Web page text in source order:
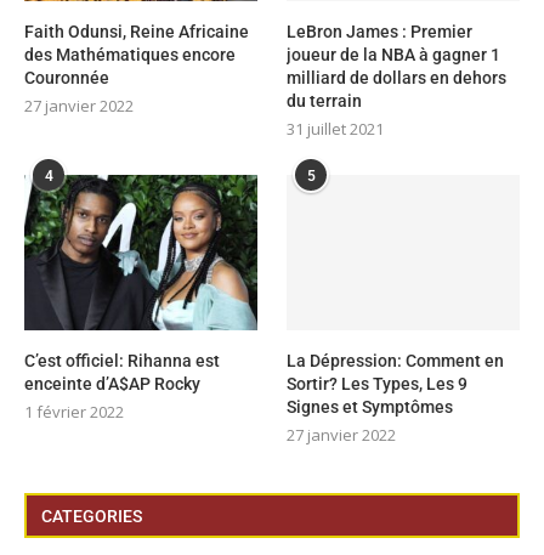
Faith Odunsi, Reine Africaine
des Mathématiques encore
Couronnée
27 janvier 2022
LeBron James : Premier
joueur de la NBA à gagner 1
milliard de dollars en dehors
du terrain
31 juillet 2021
4
C’est officiel: Rihanna est
enceinte d’A$AP Rocky
1 février 2022
5
La Dépression: Comment en
Sortir? Les Types, Les 9
Signes et Symptômes
27 janvier 2022
CATEGORIES